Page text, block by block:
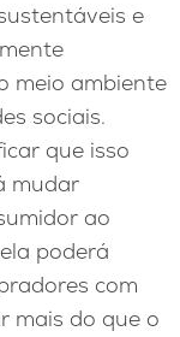
e
meio ambiente
sociais.
que isso
mudar
ao
poderá
com
mais do que o